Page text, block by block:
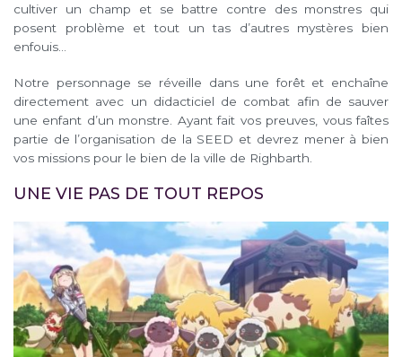
cultiver un champ et se battre contre des monstres qui
posent problème et tout un tas d’autres mystères bien
enfouis…
Notre personnage se réveille dans une forêt et enchaîne
directement avec un didacticiel de combat afin de sauver
une enfant d’un monstre. Ayant fait vos preuves, vous faîtes
partie de l’organisation de la SEED et devrez mener à bien
vos missions pour le bien de la ville de Righbarth.
UNE VIE PAS DE TOUT REPOS